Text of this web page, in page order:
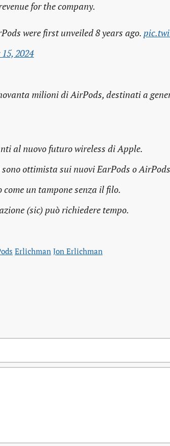
for the company.
were first unveiled 8 years ago.
2024
milioni di AirPods, destinati a
al nuovo futuro wireless di Apple.
ottimista sui nuovi EarPods o
un tampone senza il filo.
(sic) può richiedere tempo.
Erlichman Jon Erlichman